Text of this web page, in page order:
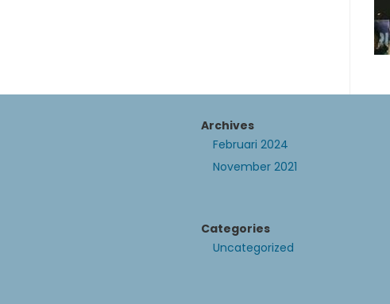
Archives
Februari 2024
November 2021
Categories
Uncategorized